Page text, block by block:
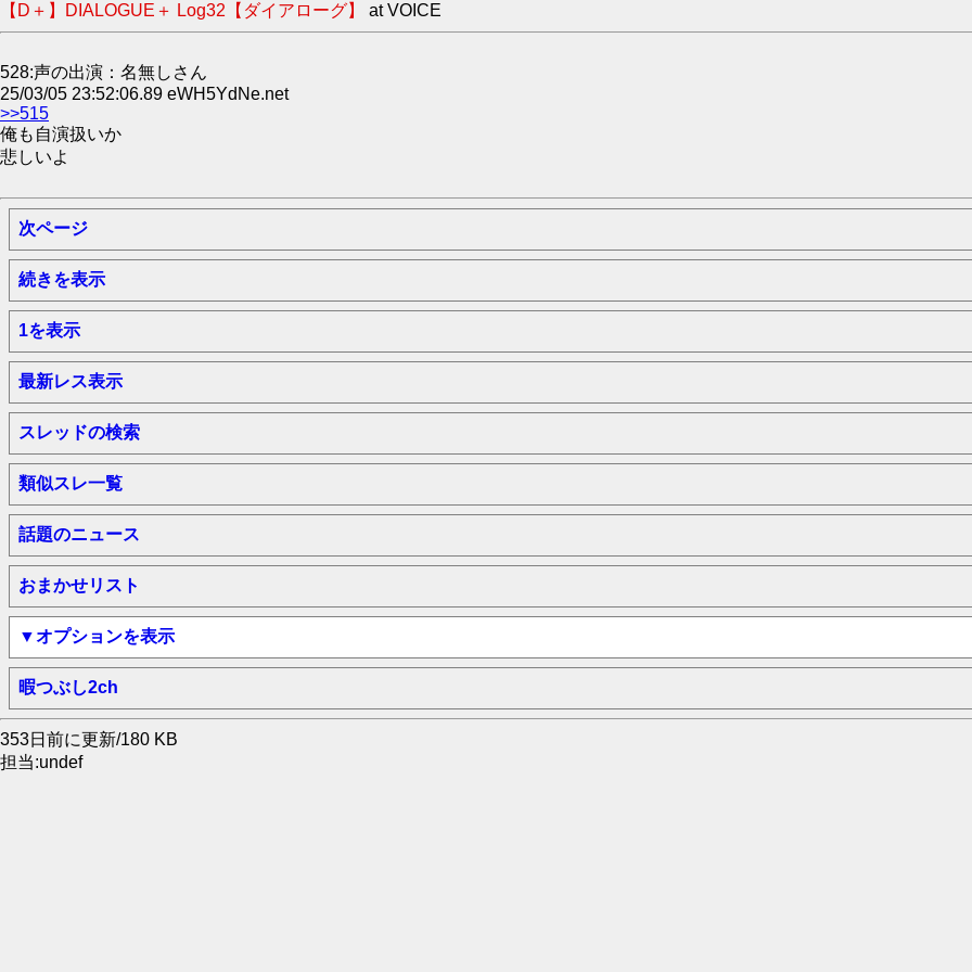
【D＋】DIALOGUE＋ Log32【ダイアローグ】 at VOICE
528:声の出演：名無しさん
25/03/05 23:52:06.89 eWH5YdNe.net
>>515
俺も自演扱いか
悲しいよ
次ページ
続きを表示
1を表示
最新レス表示
スレッドの検索
類似スレ一覧
話題のニュース
おまかせリスト
▼オプションを表示
暇つぶし2ch
353日前に更新/180 KB
担当:undef